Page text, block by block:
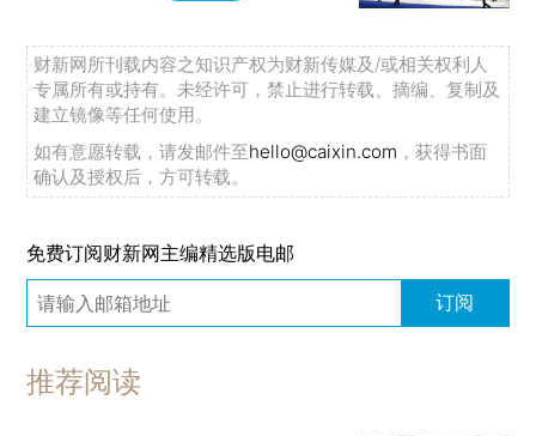
财新网所刊载内容之知识产权为财新传媒及/或相关权利人
专属所有或持有。未经许可，禁止进行转载、摘编、复制及
建立镜像等任何使用。
如有意愿转载，请发邮件至hello@caixin.com ，获得书面
确认及授权后，方可转载。
免费订阅财新网主编精选版电邮
订阅
推荐阅读